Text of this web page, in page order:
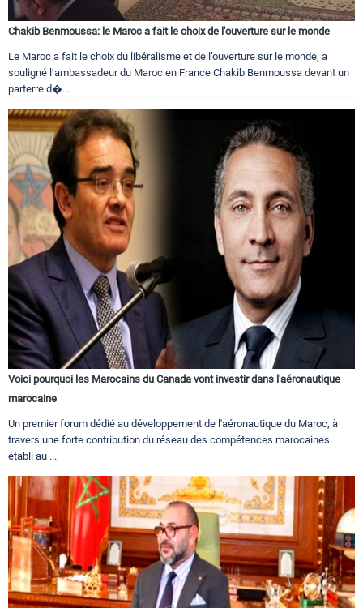
Chakib Benmoussa: le Maroc a fait le choix de l'ouverture sur le monde
Le Maroc a fait le choix du libéralisme et de l’ouverture sur le monde, a
souligné l’ambassadeur du Maroc en France Chakib Benmoussa devant un
parterre d�...
Voici pourquoi les Marocains du Canada vont investir dans l'aéronautique
marocaine
Un premier forum dédié au développement de l'aéronautique du Maroc, à
travers une forte contribution du réseau des compétences marocaines
établi au ...